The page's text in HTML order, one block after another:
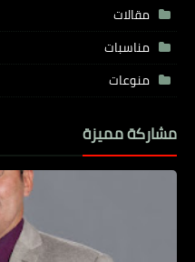
مقالات
مناسبات
منوعات
مشاركة مميزة